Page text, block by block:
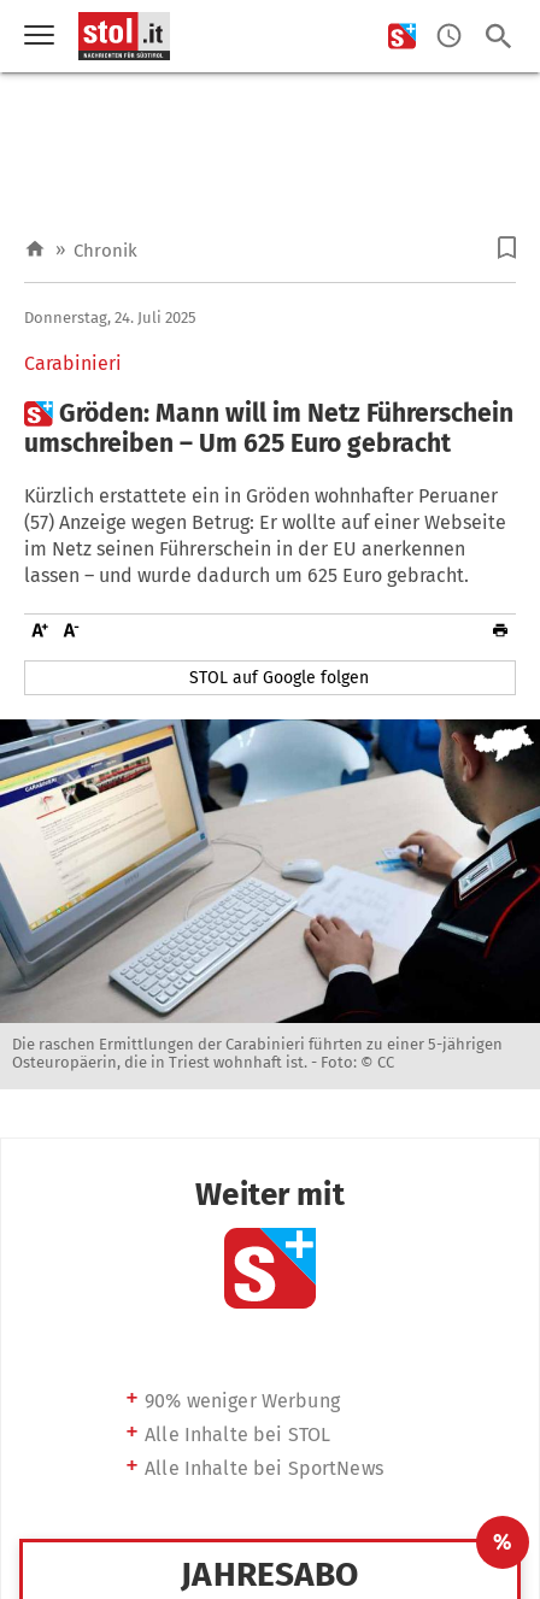
» Chronik
Carabinieri
Donnerstag, 24. Juli 2025
Gröden: Mann will im Netz Führerschein
umschreiben – Um 625 Euro gebracht
Kürzlich erstattete ein in Gröden wohnhafter Peruaner
(57) Anzeige wegen Betrug: Er wollte auf einer Webseite
im Netz seinen Führerschein in der EU anerkennen
lassen – und wurde dadurch um 625 Euro gebracht.
STOL auf Google folgen
Die raschen Ermittlungen der Carabinieri führten zu einer 5-jährigen
Osteuropäerin, die in Triest wohnhaft ist. - Foto: © CC